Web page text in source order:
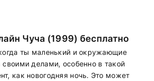
Чуча (1999) бесплатно
ты маленький и окружающие
своими делами, особенно в такой
как новогодняя ночь. Это может